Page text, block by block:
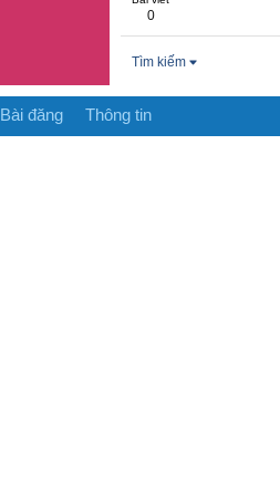
0
Tìm kiếm
Bài đăng Thông tin